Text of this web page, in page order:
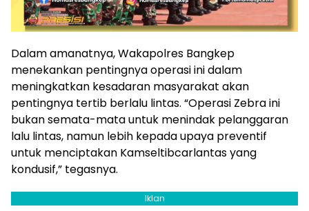
Dalam amanatnya, Wakapolres Bangkep
menekankan pentingnya operasi ini dalam
meningkatkan kesadaran masyarakat akan
pentingnya tertib berlalu lintas. “Operasi Zebra ini
bukan semata-mata untuk menindak pelanggaran
lalu lintas, namun lebih kepada upaya preventif
untuk menciptakan Kamseltibcarlantas yang
kondusif,” tegasnya.
Iklan